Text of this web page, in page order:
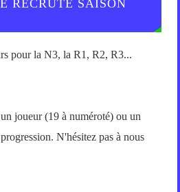
RECRUTE SAISON
pour la N3, la R1, R2, R3...
joueur (19 à numéroté) ou un
N'hésitez pas à nous